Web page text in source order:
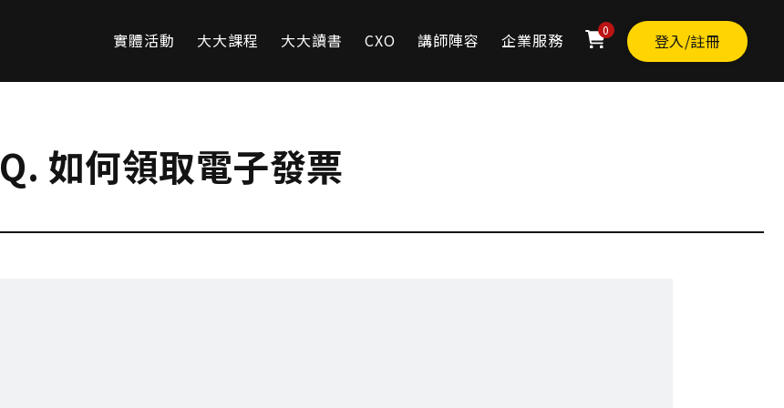
實體活動 大大課程 大大讀書 CXO 講師陣容 企業服務 0 登入/註冊
Q. 如何領取電子發票